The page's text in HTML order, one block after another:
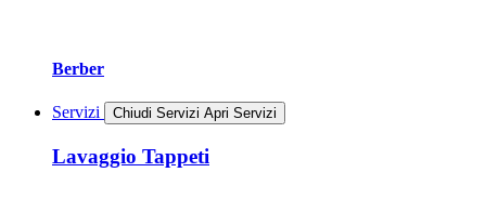
Berber
Servizi Chiudi Servizi Apri Servizi
Lavaggio Tappeti